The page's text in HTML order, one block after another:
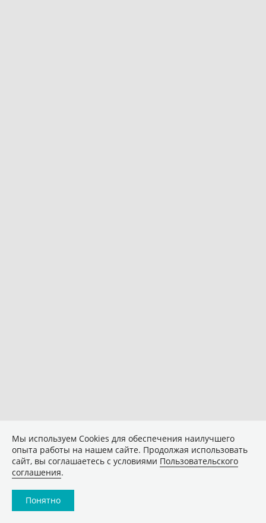
Мы используем Сookies для обеспечения наилучшего
опыта работы на нашем сайте. Продолжая использовать
сайт, вы соглашаетесь с условиями Пользовательского
соглашения.
Понятно